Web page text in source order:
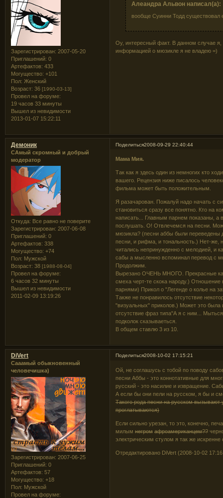
Зарегистрирован: 2007-05-20
Приглашений: 0
Артефактов: 433
Могущество: +101
Пол: Женский
Возраст: 36 [1990-03-13]
Провел на форуме:
19 часов 33 минуты
Вышел из невидимости
2013-01-07 15:22:11
Алеандра Альвон написал(а):
вообще Суинни Тодд существовал
Оу, интересный факт. В данном случае
информацией о мюзикле я не владею =)
Поделиться2008-09-29 22:40:44
Демоник
САмый скромный и добрый
модератор
Откуда: Все равно не поверите
Зарегистрирован: 2007-06-08
Приглашений: 0
Артефактов: 338
Могущество: +74
Пол: Мужской
Возраст: 38 [1988-08-04]
Провел на форуме:
6 часов 32 минуты
Вышел из невидимости
2011-02-09 13:19:26
Мама Мия.
Так как я здесь один из немногих кто
вашего. Рецензия ниже писалось
фильма может быть положительным.
Я разачарован. Пожалуй надо начать с
становиться сразу все понятно. Кто на
написать... Главным парнем показаны, а
послушать. О! Отвлечемся на песни.
мюзикла? (песни аббы были переведены
песни, и рифма, и тональность.) Нет-же,
читались непринужденно с мелодией, и
сабы а мысленно вспоминал перевод с
Продолжим.
Вырезано ОЧЕНЬ МНОГО. Прекрасные
смеха черт-те скока народу.)
парнями) Прикол о "Легенде о колье на
Также не понравилось отсутствие
"визуальных" приколов.) Может это
отсутствие фраз типа"А я с ним...
подколок сказываеться.
В общем ставлю 3 из 10.
Поделиться2008-10-02 17:15:21
DiVert
Сааамый обыкновенный
человечишка)
Зарегистрирован: 2007-06-25
Приглашений: 0
Артефактов: 57
Могущество: +18
Пол: Мужской
Провел на форуме:
Ой, не соглашусь с тобой по поводу
песни Аббы - это коннотативные для
русский - это насилие и извращение.
А если бы они пели на русском, я бы и
Такого рода песни на русском
проглатываются)
Если сильно урезан, то это, конечно,
милымнегром афроамериканцем??
электрическим стулом я так же
Отредактировано DiVert (2008-10-02